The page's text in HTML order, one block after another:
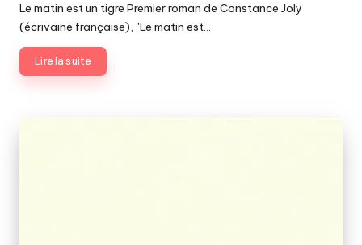
Le matin est un tigre Premier roman de Constance Joly
(écrivaine française), "Le matin est…
Lire la suite